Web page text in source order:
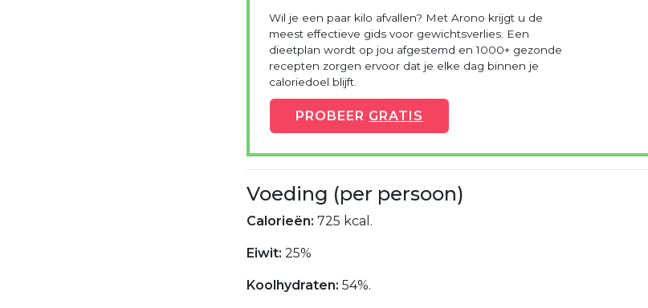
Wil je een paar kilo afvallen? Met Arono krijgt u de
meest effectieve gids voor gewichtsverlies. Een
dieetplan wordt op jou afgestemd en 1000+ gezonde
recepten zorgen ervoor dat je elke dag binnen je
caloriedoel blijft.
PROBEER GRATIS
Voeding (per persoon)
Calorieën: 725 kcal.
Eiwit: 25%
Koolhydraten: 54%.